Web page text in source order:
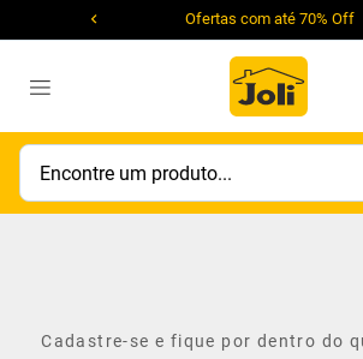
Ofertas com até 70% Off
Encontre um produto...
Cadastre-se e fique por dentro do